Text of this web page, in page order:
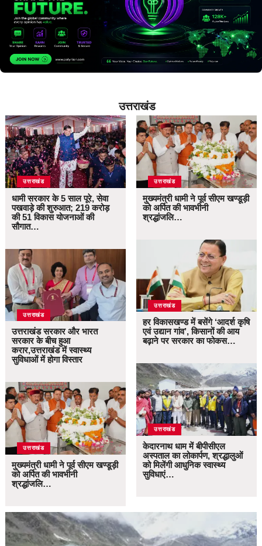
उत्तराखंड
उत्तराखंड
धामी सरकार के 5 साल पूरे, सेवा
पखवाड़े की शुरुआत; 219 करोड़
की 51 विकास योजनाओं की
सौगात…
उत्तराखंड
उत्तराखंड सरकार और भारत
सरकार के बीच हुआ
करार,उत्तराखंड में स्वास्थ्य
सुविधाओं में होगा विस्तार
उत्तराखंड
मुख्यमंत्री धामी ने पूर्व सीएम खण्डूड़ी
को अर्पित की भावभीनी
श्रद्धांजलि…
उत्तराखंड
मुख्यमंत्री धामी ने पूर्व सीएम खण्डूड़ी
को अर्पित की भावभीनी
श्रद्धांजलि…
उत्तराखंड
हर विकासखण्ड में बसेंगे ‘आदर्श कृषि
एवं उद्यान गांव’, किसानों की आय
बढ़ाने पर सरकार का फोकस…
उत्तराखंड
केदारनाथ धाम में बीपीसीएल
अस्पताल का लोकार्पण, श्रद्धालुओं
को मिलेंगी आधुनिक स्वास्थ्य
सुविधाएं…